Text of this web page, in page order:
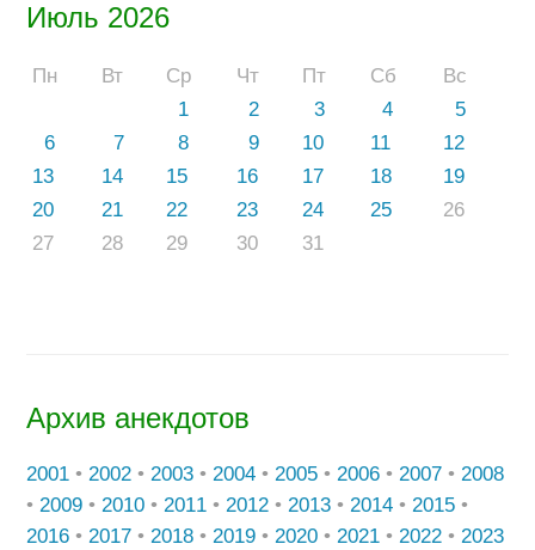
Июль 2026
Пн Вт Ср Чт Пт Сб
Вс
1
2 3 4
5
6
7 8 9 10 11
12
13
14 15 16 17 18
19
20
21 22 23 24 25
26
27
28 29 30 31
Архив анекдотов
2001 • 2002 • 2003 • 2004 • 2005 • 2006 • 2007 • 2008
• 2009 • 2010 • 2011 • 2012 • 2013 • 2014 • 2015 •
2016 • 2017 • 2018 • 2019 • 2020 • 2021 • 2022 • 2023